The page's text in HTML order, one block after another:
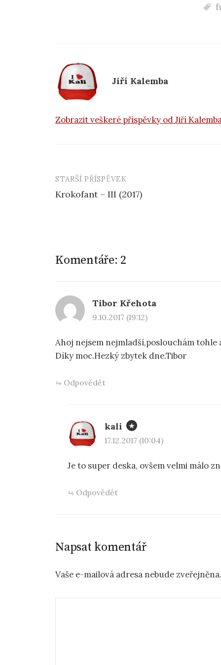
o
k Jiří Kalemba
Zobrazit veškeré příspěvky od Jiří
Navigace
příspěvku
STARŠÍ PŘÍSPĚVEK
Krokofant – III (2017)
Komentáře: 2
Tibor Křehota
9.10.2017 (19:12)
Ahoj nejsem nejmladší,poslouchám
Díky moc.Hezký zbytek dne.Tibor
Odpovědět
kali
17.12.2017 (10:04)
Je to super deska, ovšem velmi málo
Odpovědět
Napsat komentář
Vaše e-mailová adresa nebude zveřejněna.